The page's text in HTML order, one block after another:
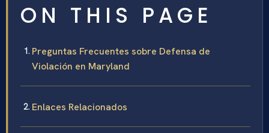
ON THIS PAGE
Preguntas Frecuentes sobre Defensa de
Violación en Maryland
Enlaces Relacionados